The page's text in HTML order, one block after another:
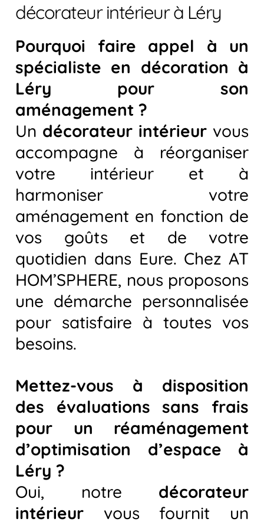
décorateur intérieur à Léry
Pourquoi faire appel à un
spécialiste en décoration à
Léry pour son
aménagement ?
Un décorateur intérieur vous
accompagne à réorganiser
votre intérieur et à
harmoniser votre
aménagement en fonction de
vos goûts et de votre
quotidien dans Eure. Chez AT
HOM’SPHERE, nous proposons
une démarche personnalisée
pour satisfaire à toutes vos
besoins.
Mettez-vous à disposition
des évaluations sans frais
pour un réaménagement
d’optimisation d’espace à
Léry ?
Oui, notre décorateur
intérieur vous fournit un